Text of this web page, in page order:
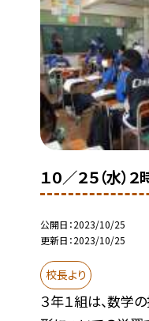
１０／２５（水）
公開日 2023/10/25
更新日 2023/10/25
校長より
３年１組は、数学